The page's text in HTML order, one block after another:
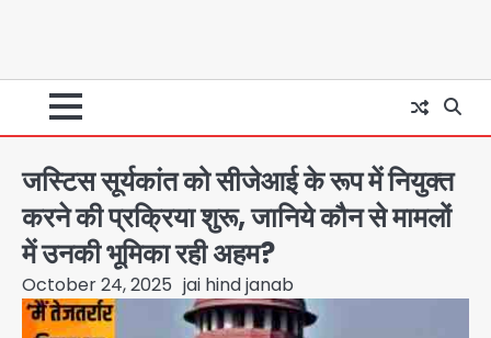
जस्टिस सूर्यकांत को सीजेआई के रूप में नियुक्त
करने की प्रक्रिया शुरू, जानिये कौन से मामलों
में उनकी भूमिका रही अहम?
October 24, 2025 jai hind janab